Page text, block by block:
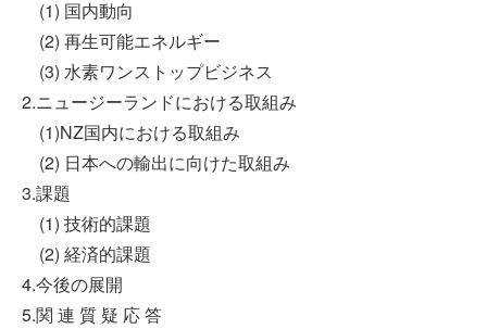
(1) 国内動向
(2) 再生可能エネルギー
(3) 水素ワンストップビジネス
2.ニュージーランドにおける取組み
(1)NZ国内における取組み
(2) 日本への輸出に向けた取組み
3.課題
(1) 技術的課題
(2) 経済的課題
4.今後の展開
5.関 連 質 疑 応 答